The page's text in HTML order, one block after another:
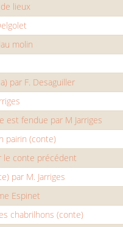
lieux
molin
par F. Desaguiller
est fendue par M Jarriges
pairin (conte)
le conte précédent
par M. Jarriges
Espinet
chabrilhons (conte)